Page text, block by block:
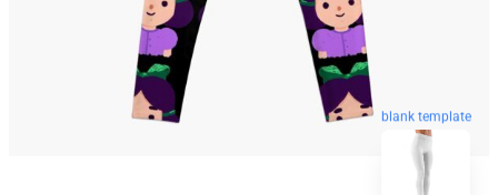
blank template